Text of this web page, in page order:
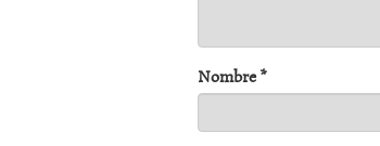
Nombre*